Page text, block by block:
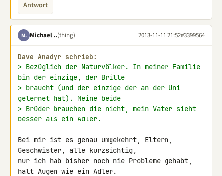
Antwort
M. Michael ..(thing) 2013-11-11 21:52#3399564
Dave Anadyr schrieb:
> Bezüglich der Naturvölker. In meiner Familie
bin der einzige, der Brille
> braucht (und der einzige der an der Uni
gelernet hat). Meine beide
> Brüder brauchen die nicht, mein Vater sieht
besser als ein Adler.
Bei mir ist es genau umgekehrt, Eltern,
Geschwister, alle kurzsichtig,
nur ich hab bisher noch nie Probleme gehabt,
halt Augen wie ein Adler.